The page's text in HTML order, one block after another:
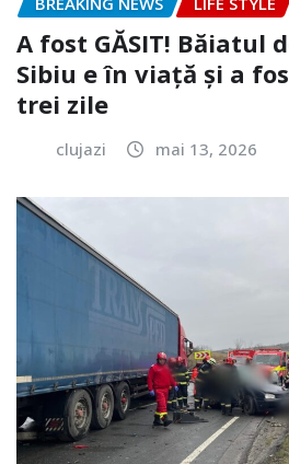
A fost GĂSIT! Băiatul
Sibiu e în viață și a
trei zile
clujazi mai 13, 2026